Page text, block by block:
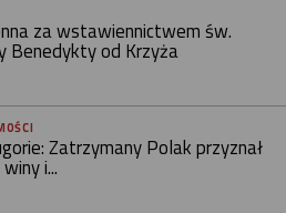
za wstawiennictwem św.
Benedykty od Krzyża
Zatrzymany Polak przyznał
i...